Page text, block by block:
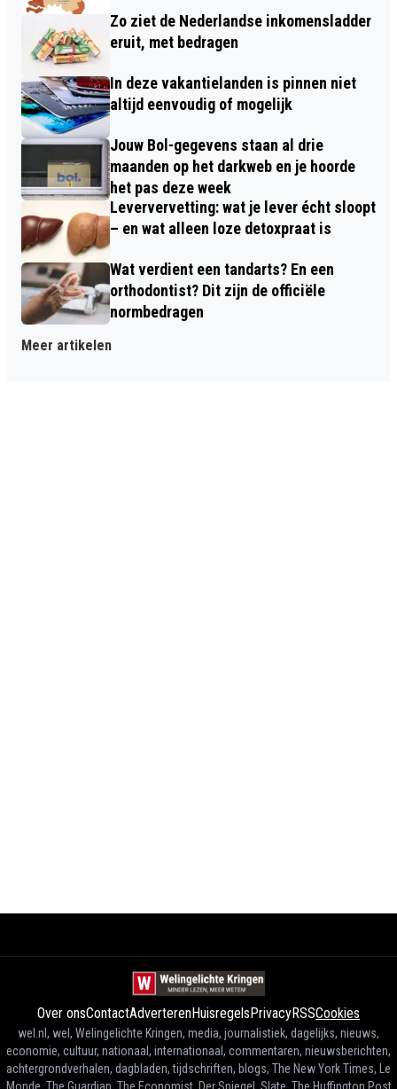
Zo ziet de Nederlandse inkomensladder
eruit, met bedragen
In deze vakantielanden is pinnen niet
altijd eenvoudig of mogelijk
Jouw Bol-gegevens staan al drie
maanden op het darkweb en je hoorde
het pas deze week
Leververvetting: wat je lever écht sloopt
– en wat alleen loze detoxpraat is
Wat verdient een tandarts? En een
orthodontist? Dit zijn de officiële
normbedragen
Meer artikelen
Over onsContactAdverterenHuisregels PrivacyRSSCookies
wel.nl, wel, Welingelichte Kringen, media, journalistiek, dagelijks, nieuws,
economie, cultuur, nationaal, internationaal, commentaren, nieuwsberichten,
achtergrondverhalen, dagbladen, tijdschriften, blogs, The New York Times, Le